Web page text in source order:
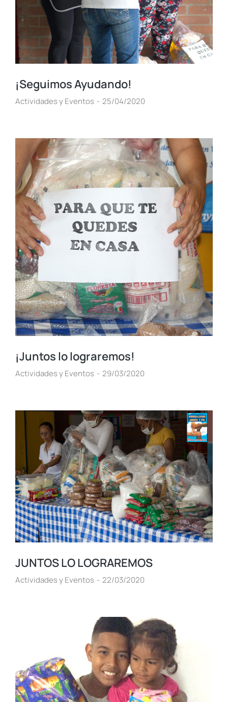
¡Seguimos Ayudando!
Actividades y Eventos 25/04/2020
¡Juntos lo lograremos!
Actividades y Eventos 29/03/2020
JUNTOS LO LOGRAREMOS
Actividades y Eventos 22/03/2020